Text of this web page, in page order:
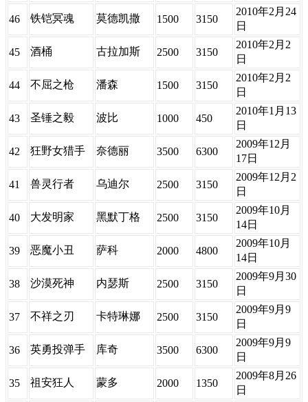
46 铁铠冥魂 莫德凯撒 1500 3150
2010年2月24
日
45 酒桶 古拉加斯 2500 3150
2010年2月2
日
44 不屈之枪 潘森 1500 3150
2010年2月2
日
43 圣锤之毅 波比 1000 450
2010年1月13
日
42 狂野女猎手 奈德丽 3500 6300
2009年12月
17日
41 兽灵行者 乌迪尔 2500 3150
2009年12月2
日
40 大发明家 黑默丁格 2500 3150
2009年10月
14日
39 恶魔小丑 萨科 2000 4800
2009年10月
14日
38 沙漠死神 内瑟斯 2500 3150
2009年9月30
日
37 不祥之刃 卡特琳娜 2500 3150
2009年9月9
日
36 英勇投弹手 库奇 3500 6300
2009年9月9
日
35 祖安狂人 蒙多 2000 1350
2009年8月26
日